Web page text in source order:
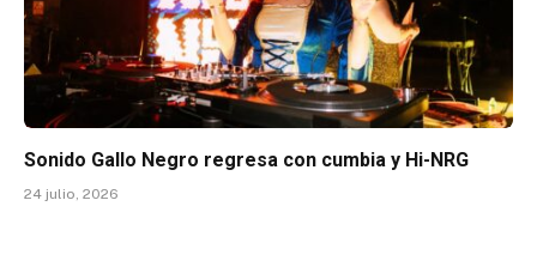
Sonido Gallo Negro regresa con cumbia y Hi-NRG
24 julio, 2026